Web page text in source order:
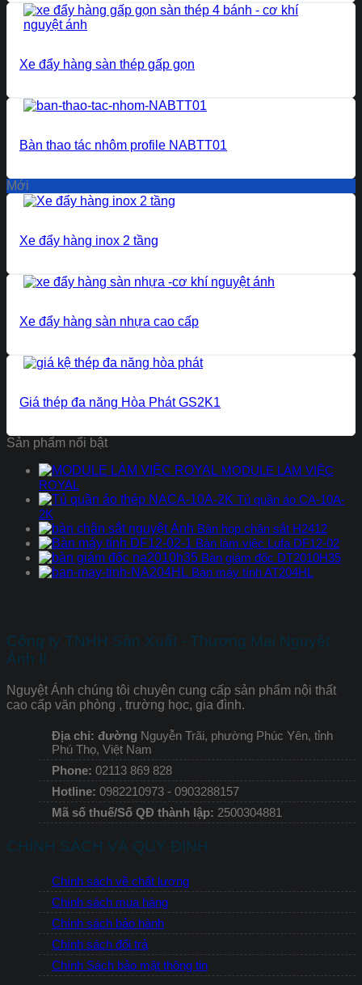
Xe đẩy hàng sàn thép gấp gọn
Bàn thao tác nhôm profile NABTT01
Mới
Xe đẩy hàng inox 2 tầng
Xe đẩy hàng sàn nhựa cao cấp
Giá thép đa năng Hòa Phát GS2K1
Sản phẩm nổi bật
MODULE LÀM VIỆC
ROYAL
Tủ quần áo CA-10A-
2K
Bàn họp chân sắt H2412
Bàn làm việc Lufa DF12-02
Bàn giám đốc DT2010H35
Bàn máy tính AT204HL
Công ty TNHH Sản Xuất - Thương Mại Nguyệt
Ánh II
Nguyệt Ánh chúng tôi chuyên cung cấp sản phẩm nội thất
cao cấp văn phòng , trường học, gia đình.
Địa chỉ: đường Nguyễn Trãi, phường Phúc Yên, tỉnh
Phú Thọ, Việt Nam
Phone: 02113 869 828
Hotline: 0982210973 - 0903288157
Mã số thuế/Số QĐ thành lập: 2500304881
CHÍNH SÁCH VÀ QUY ĐỊNH
Chính sách về chất lượng
Chính sách mua hàng
Chính sách bảo hành
Chính sách đổi trả
Chính Sách bảo mật thông tin